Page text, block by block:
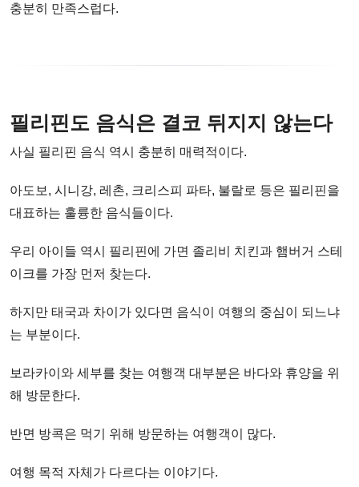
충분히 만족스럽다.
필리핀도 음식은 결코 뒤지지 않는다
사실 필리핀 음식 역시 충분히 매력적이다.
아도보, 시니강, 레촌, 크리스피 파타, 불랄로 등은 필리핀을
대표하는 훌륭한 음식들이다.
우리 아이들 역시 필리핀에 가면 졸리비 치킨과 햄버거 스테
이크를 가장 먼저 찾는다.
하지만 태국과 차이가 있다면 음식이 여행의 중심이 되느냐
는 부분이다.
보라카이와 세부를 찾는 여행객 대부분은 바다와 휴양을 위
해 방문한다.
반면 방콕은 먹기 위해 방문하는 여행객이 많다.
여행 목적 자체가 다르다는 이야기다.